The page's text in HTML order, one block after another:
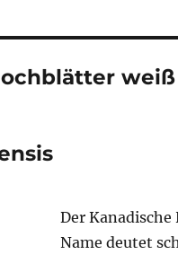
weiß
Der
Name deutet